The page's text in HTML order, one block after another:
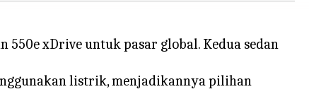
xDrive untuk pasar global. Kedua sedan
listrik, menjadikannya pilihan